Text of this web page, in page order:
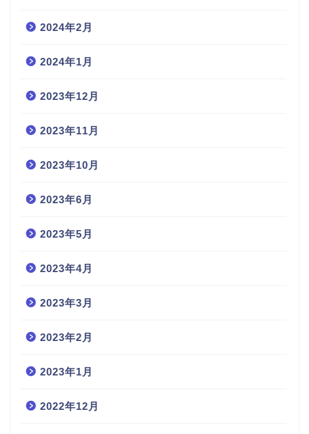
2024年2月
2024年1月
2023年12月
2023年11月
2023年10月
2023年6月
2023年5月
2023年4月
2023年3月
2023年2月
2023年1月
2022年12月